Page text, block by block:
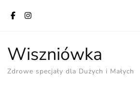
Wiszniówka
Zdrowe specjały dla Dużych i Małych